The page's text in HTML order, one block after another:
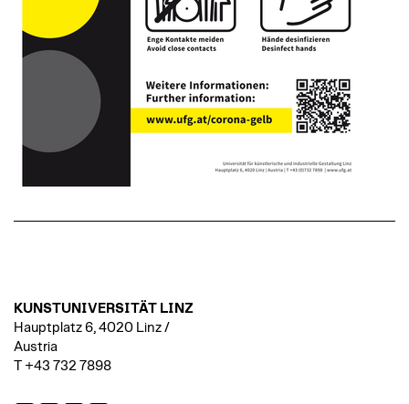
KUNSTUNIVERSITÄT LINZ
Hauptplatz 6, 4020 Linz /
Austria
T +43 732 7898